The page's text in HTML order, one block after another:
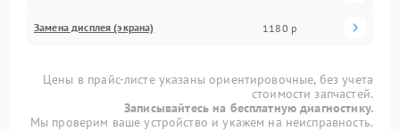
Замена дисплея (экрана) 1180 р
Цены в прайс-листе указаны ориентировочные, без учета
стоимости запчастей.
Записывайтесь на бесплатную диагностику.
Мы проверим ваше устройство и укажем на неисправность.